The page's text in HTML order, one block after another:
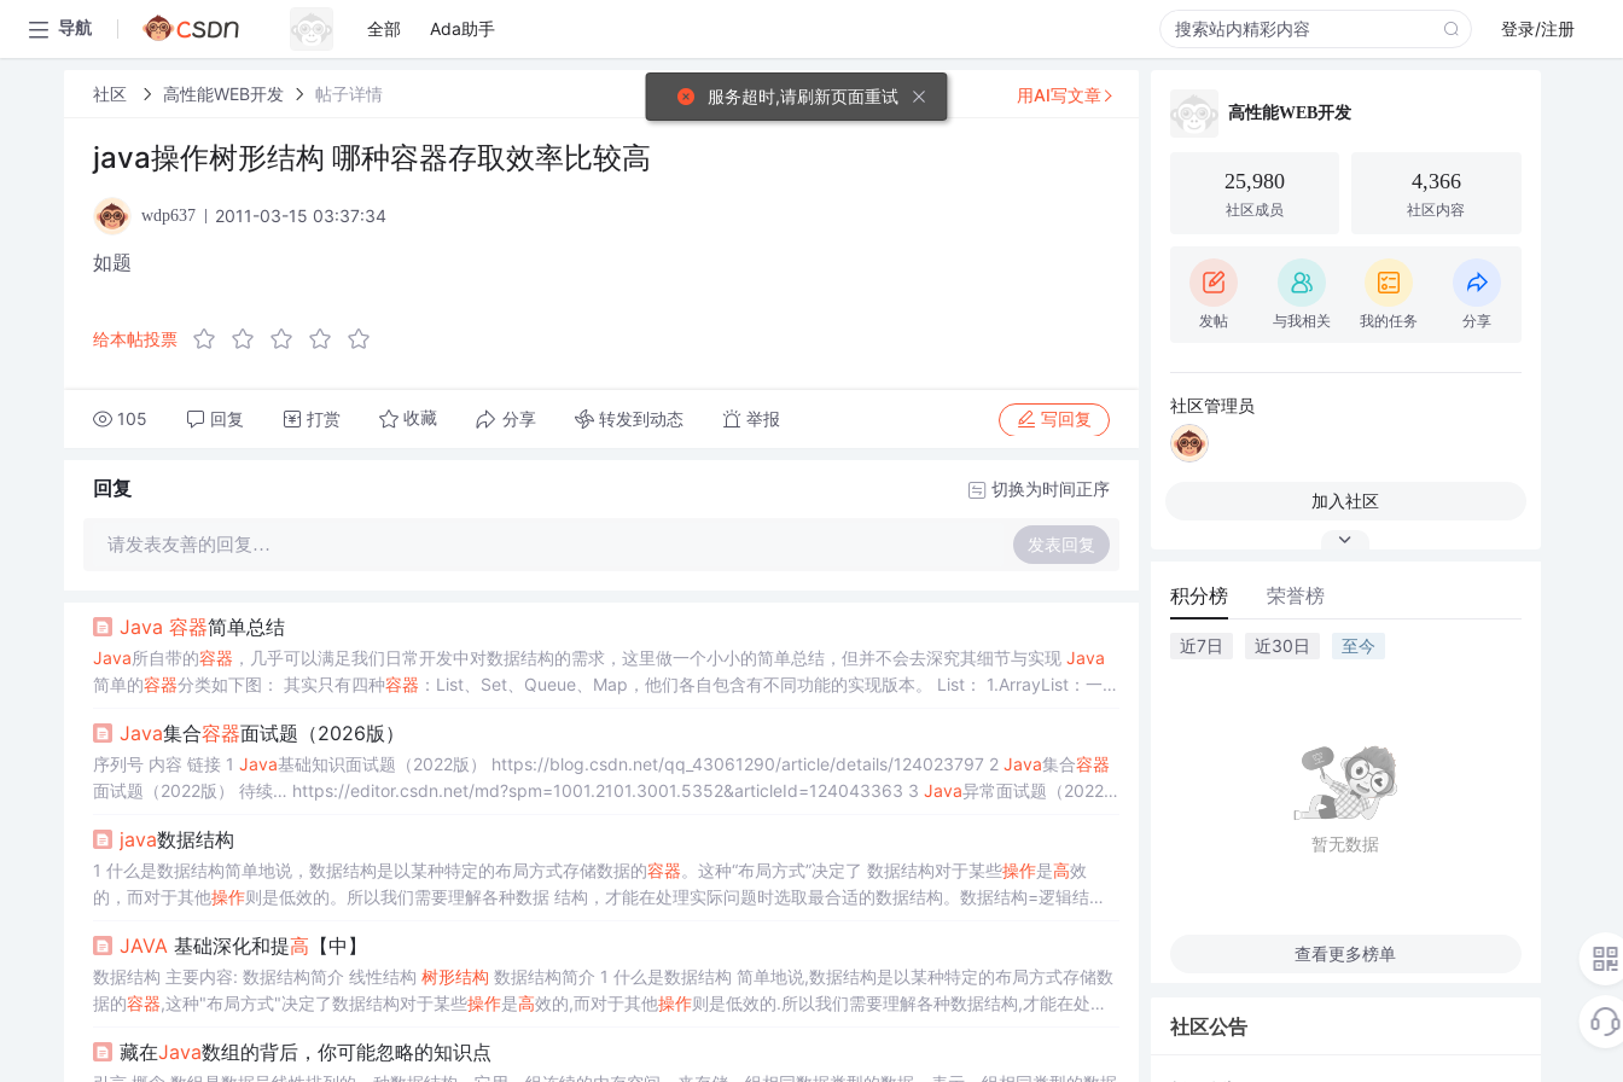
导航 全部 Ada助手 登录/注册
社区 高性能WEB开发 帖子详情
java操作树形结构 哪种容器存取效率比较高
wdp637 2011-03-15 03:37:34
如题
给本帖投票
105 回复 打赏 收藏 分享 转发到动态 举报 写回复
用AI写文章
回复 切换为时间正序
请发表友善的回复… 发表回复
Java 容器简单总结
Java所自带的容器 ，几乎可以满足我们日常开发中对数据结构的需求，这里做一个小小的简单总结，但并不会去深究其细节与实现 Java
简单的容器 分类如下图： 其实只有四种容器 ：List、Set、Queue、Map，他们各自包含有不同功能的实现版本。 List： 1.ArrayList：一种
Java集合容器面试题（2026版）
序列号 内容 链接 1 Java 基础知识面试题（2022版） https://blog.csdn.net/qq_43061290/article/details/124023797 2 Java集合容器
面试题（2022版） 待续… https://editor.csdn.net/md?spm=1001.2101.3001.5352&articleId=124043363 3 Java异常面试题（2022
java数据结构
1 什么是数据结构简单地说，数据结构是以某种特定的布局方式存储数据的容器。这种“布局方式”决定了 数据结构对于某些操作是高效
的，而对于其他操作则是低效的。所以我们需要理解各种数据 结构，才能在处理实际问题时选取最合适的数据结构。数据结构=逻辑结构
式2 数据结构逻辑分类数据结构从逻辑上划分为三种基本类型：2.1线性结构数据结构中的元素存在一对一的相互关系；
JAVA基础深化和提高 【中】
数据结构 主要内容: 数据结构简介 线性结构 树形结构 数据结构简介 1 什么是数据结构 简单地说,数据结构是以某种特定的布局方式存储数
据的容器,这种"布局方式"决定了数据结构对于某些操作是高效的,而对于其他操作则是低效的.所以我们需要理解各种数据结构,才能在处理
系 物理结构：（存储结构），在计算机存储器中的存储形式 2 数据结构逻辑分类 数据结构从逻辑上划分为三种基本类型： 2.1线
藏在Java数组的背后，你可能忽略的知识点
高性能WEB开发
25,980
社区成员
4,366
社区内容
发帖 与我相关 我的任务 分享
社区管理员
加入社区
积分榜 荣誉榜
近7日 近30日 至今
暂无数据
查看更多榜单
社区公告
服务超时,请刷新页面重试